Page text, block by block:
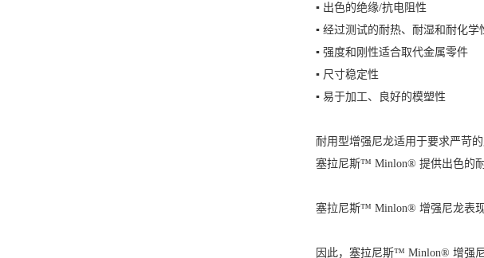
▪ 出色的绝缘/抗电阻性
▪ 经过测试的耐热、耐湿和耐化学
▪ 强度和刚性适合取代金属零件
▪ 尺寸稳定性
▪ 易于加工、良好的模塑性
耐用型增强尼龙适用于要求严苛
塞拉尼斯™ Minlon® 提供出色的
塞拉尼斯™ Minlon® 增强尼龙表
因此，塞拉尼斯™ Minlon® 增强